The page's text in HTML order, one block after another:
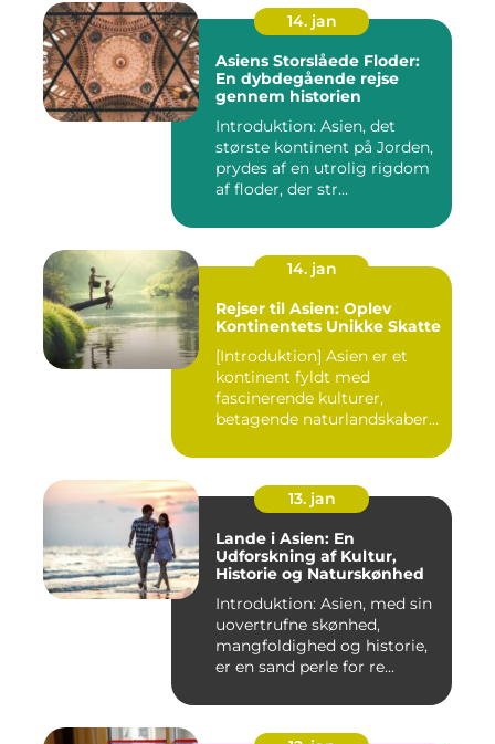
14. jan
Asiens Storslåede Floder:
En dybdegående rejse
gennem historien
Introduktion: Asien, det
største kontinent på Jorden,
prydes af en utrolig rigdom
af floder, der str...
14. jan
Rejser til Asien: Oplev
Kontinentets Unikke Skatte
[Introduktion] Asien er et
kontinent fyldt med
fascinerende kulturer,
betagende naturlandskaber
13. jan
Lande i Asien: En
Udforskning af Kultur,
Historie og Naturskønhed
Introduktion: Asien, med sin
uovertrufne skønhed,
mangfoldighed og historie,
er en sand perle for re...